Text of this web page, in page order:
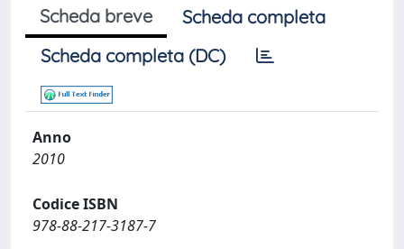
Scheda breve
Scheda completa
Scheda completa (DC)
Anno
2010
Codice ISBN
978-88-217-3187-7